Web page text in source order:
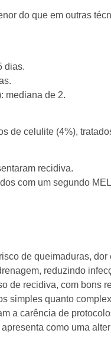
do que em outras
dias.
mediana de 2.
de celulite (4%),
recidiva.
com um segundo
de queimaduras, dor
reduzindo
de recidiva, com bons
simples quanto
a carência de
como uma